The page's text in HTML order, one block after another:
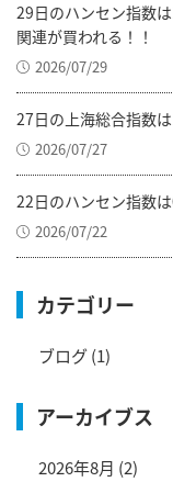
29日のハンセン指数
関連が買われる！！
2026/07/29
27日の上海総合指数
2026/07/27
22日のハンセン指数
2026/07/22
カテゴリー
ブログ(1)
アーカイブス
2026年8月 (2)